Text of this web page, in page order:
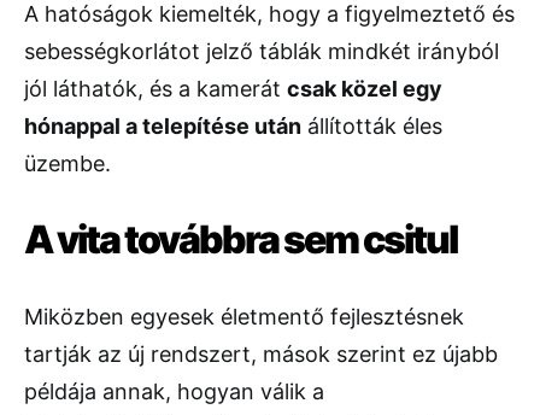
A hatóságok kiemelték, hogy a figyelmeztető és
sebességkorlátot jelző táblák mindkét irányból
jól láthatók, és a kamerát csak közel egy
hónappal a telepítése után állították éles
üzembe.
A vita továbbra sem csitul
Miközben egyesek életmentő fejlesztésnek
tartják az új rendszert, mások szerint ez újabb
példája annak, hogyan válik a